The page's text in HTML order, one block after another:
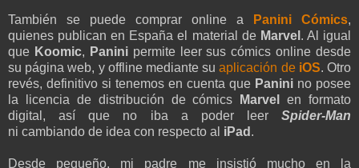
También se puede comprar online a Panini Cómics,
quienes publican en España el material de Marvel . Al igual
que Koomic, Panini permite leer sus cómics online desde
su página web, y offline mediante suaplicación de iOS. Otro
revés, definitivo si tenemos en cuenta que Panini no posee
la licencia de distribución de cómics
Marvelen formato
digital, así que no iba a poder leer Spider-Man
ni cambiando de idea con respecto al iPad .
Desde pequeño, mi padre me insistió mucho en la